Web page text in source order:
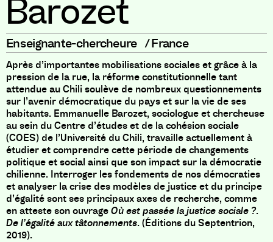
Barozet
Enseignante-chercheure /France
Après d’importantes mobilisations sociales et grâce à la
pression de la rue, la réforme constitutionnelle tant
attendue au Chili soulève de nombreux questionnements
sur l’avenir démocratique du pays et sur la vie de ses
habitants. Emmanuelle Barozet, sociologue et chercheuse
au sein du Centre d’études et de la cohésion sociale
(COES) de l’Université du Chili, travaille actuellement à
étudier et comprendre cette période de changements
politique et social ainsi que son impact sur la démocratie
chilienne. Interroger les fondements de nos démocraties
et analyser la crise des modèles de justice et du principe
d’égalité sont ses principaux axes de recherche, comme
en atteste son ouvrageOù est passée la justice sociale ?.
De l’égalité aux tâtonnements.(Éditions du Septentrion,
2019).